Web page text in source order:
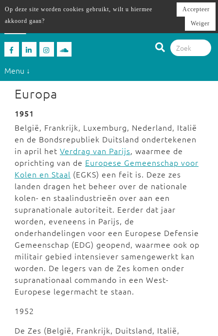
Menu ↓
Europa
1951
België, Frankrijk, Luxemburg, Nederland, Italië
en de Bondsrepubliek Duitsland ondertekenen
in april het Verdrag van Parijs, waarmee de
oprichting van de Europese Gemeenschap voor
Kolen en Staal (EGKS) een feit is. Deze zes
landen dragen het beheer over de nationale
kolen- en staalindustrieën over aan een
supranationale autoriteit. Eerder dat jaar
worden, eveneens in Parijs, de
onderhandelingen voor een Europese Defensie
Gemeenschap (EDG) geopend, waarmee ook op
militair gebied intensiever samengewerkt kan
worden. De legers van de Zes komen onder
supranationaal commando in een West-
Europese legermacht te staan.
1952
De Zes (België, Frankrijk, Duitsland, Italië,
Op deze site worden cookies gebruikt, wilt u hiermee
akkoord gaan?
Accepteer
Weiger